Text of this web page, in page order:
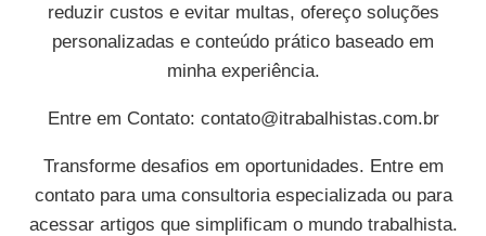
reduzir custos e evitar multas, ofereço soluções
personalizadas e conteúdo prático baseado em
minha experiência.
Entre em Contato: contato@itrabalhistas.com.br
Transforme desafios em oportunidades. Entre em
contato para uma consultoria especializada ou para
acessar artigos que simplificam o mundo trabalhista.